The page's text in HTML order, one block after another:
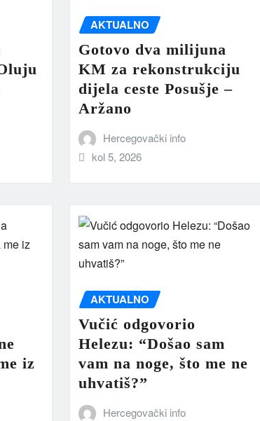
AKTUALNO
Gotovo dva milijuna
KM za rekonstrukciju
dijela ceste Posušje –
Aržano
Hercegovački info
kol 5, 2026
iz
AKTUALNO
Vučić odgovorio
Helezu: “Došao sam
vam na noge, što me ne
uhvatiš?”
Hercegovački info